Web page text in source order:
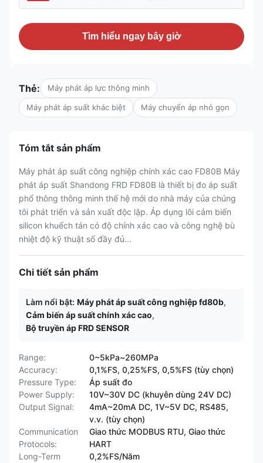
Tìm hiểu ngay bây giờ
Thẻ: Máy phát áp lực thông minh
Máy phát áp suất khác biệt Máy chuyển áp nhỏ gọn
Tóm tắt sản phẩm
Máy phát áp suất công nghiệp chính xác cao FD80B Máy
phát áp suất Shandong FRD FD80B là thiết bị đo áp suất
phổ thông thông minh thế hệ mới do nhà máy của chúng
tôi phát triển và sản xuất độc lập. Áp dụng lõi cảm biến
silicon khuếch tán có độ chính xác cao và công nghệ bù
nhiệt độ kỹ thuật số đầy đủ...
Chi tiết sản phẩm
Làm nổi bật: Máy phát áp suất công nghiệp fd80b,
Cảm biến áp suất chính xác cao,
Bộ truyền áp FRD SENSOR
Range:
0~5kPa~260MPa
Accuracy:
0,1%FS, 0,25%FS, 0,5%FS (tùy chọn)
Pressure Type:
Áp suất đo
Power Supply:
10V~30V DC (khuyên dùng 24V DC)
Output Signal:
4mA~20mA DC, 1V~5V DC, RS485,
v.v. (tùy chọn)
Communication
Protocols:
Giao thức MODBUS RTU, Giao thức
HART
Long-Term
0,2%FS/Năm